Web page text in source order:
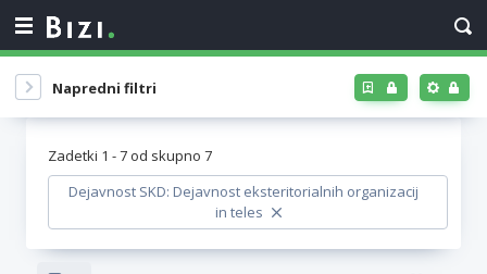
Napredni filtri
Zadetki 1 -7 od skupno 7
Dejavnost SKD: Dejavnost eksteritorialnih organizacij
in teles